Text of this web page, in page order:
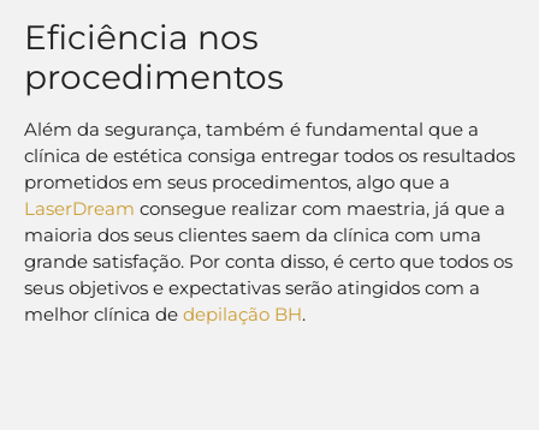
Eficiência nos
procedimentos
Além da segurança, também é fundamental que a
clínica de estética consiga entregar todos os resultados
prometidos em seus procedimentos, algo que a
LaserDream consegue realizar com maestria, já que a
maioria dos seus clientes saem da clínica com uma
grande satisfação. Por conta disso, é certo que todos os
seus objetivos e expectativas serão atingidos com a
melhor clínica de depilação BH.